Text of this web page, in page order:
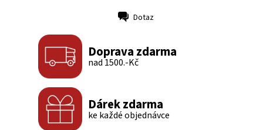
Dotaz
Doprava zdarma
nad 1500.-Kč
Dárek zdarma
ke každé objednávce